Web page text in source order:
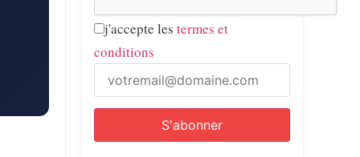
de
j'accepte les termes et
conditions